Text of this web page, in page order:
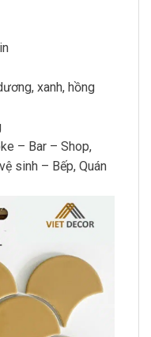
xanh, hồng
– Bar – Shop,
sinh – Bếp, Quán